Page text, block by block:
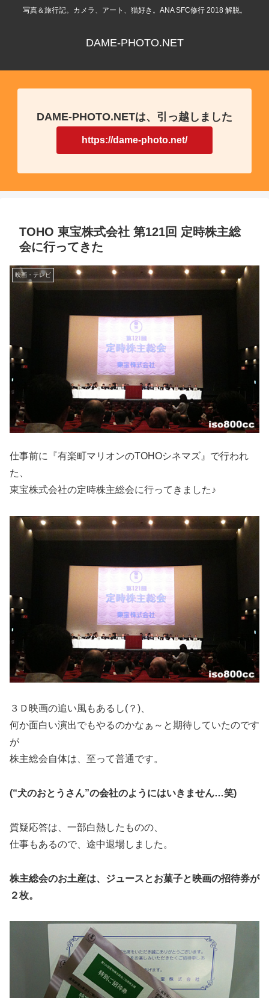
写真＆旅行記。カメラ、アート、猫好き。ANA SFC修行 2018 解脱。
DAME-PHOTO.NET
DAME-PHOTO.NETは、引っ越しました
https://dame-photo.net/
TOHO 東宝株式会社 第121回 定時株主総
会に行ってきた
映画・テレビ
仕事前に『有楽町マリオンのTOHOシネマズ』で行われ
た、
東宝株式会社の定時株主総会に行ってきました♪
３Ｄ映画の追い風もあるし(？)、
何か面白い演出でもやるのかなぁ～と期待していたのです
が
株主総会自体は、至って普通です。
(“犬のおとうさん”の会社のようにはいきません…笑)
質疑応答は、一部白熱したものの、
仕事もあるので、途中退場しました。
株主総会のお土産は、ジュースとお菓子と映画の招待券が
２枚。